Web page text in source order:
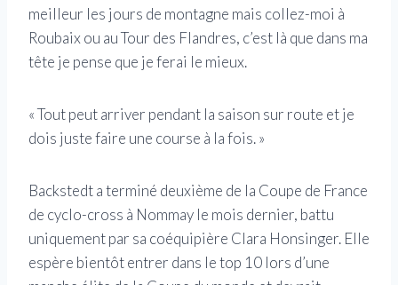
meilleur les jours de montagne mais collez-moi à
Roubaix ou au Tour des Flandres, c’est là que dans ma
tête je pense que je ferai le mieux.
« Tout peut arriver pendant la saison sur route et je
dois juste faire une course à la fois. »
Backstedt a terminé deuxième de la Coupe de France
de cyclo-cross à Nommay le mois dernier, battu
uniquement par sa coéquipière Clara Honsinger. Elle
espère bientôt entrer dans le top 10 lors d’une